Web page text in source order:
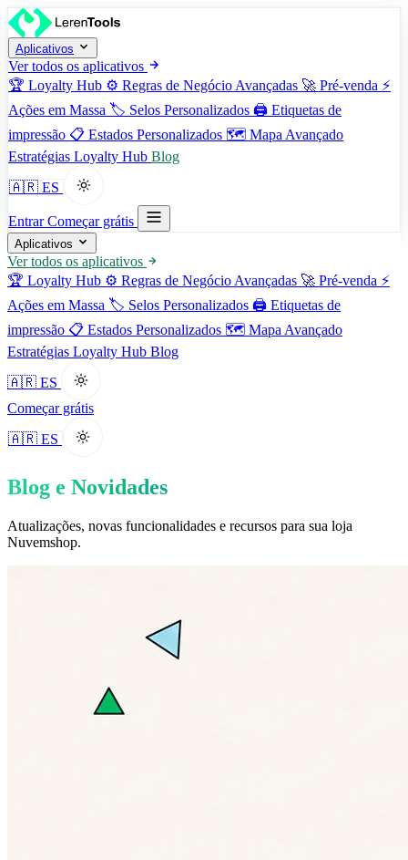
Aplicativos
Ver todos os aplicativos
🏆 Loyalty Hub ⚙️ Regras de Negócio Avançadas 🚀 Pré-venda ⚡
Ações em Massa 🏷️ Selos Personalizados 🖨️ Etiquetas de
impressão 📋 Estados Personalizados 🗺️ Mapa Avançado
Estratégias Loyalty Hub Blog
🇦🇷 ES
EntrarComeçar grátis
Aplicativos
Ver todos os aplicativos
🏆 Loyalty Hub ⚙️ Regras de Negócio Avançadas 🚀 Pré-venda ⚡
Ações em Massa 🏷️ Selos Personalizados 🖨️ Etiquetas de
impressão 📋 Estados Personalizados 🗺️ Mapa Avançado
Estratégias Loyalty Hub Blog
🇦🇷 ES
Começar grátis
🇦🇷 ES
Blog e Novidades
Atualizações, novas funcionalidades e recursos para sua loja
Nuvemshop.